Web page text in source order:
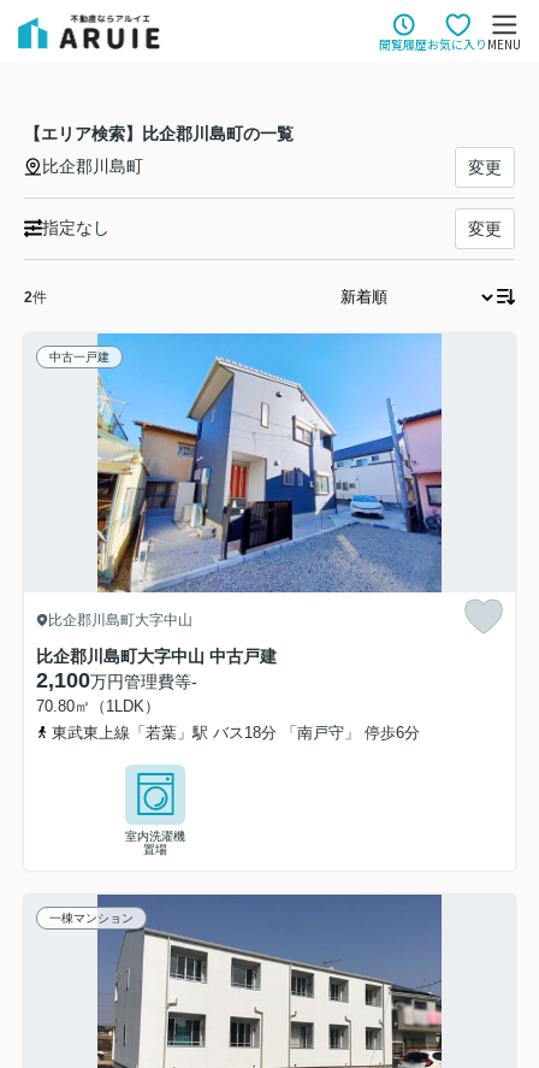
閲覧履歴お気に入り MENU
【エリア検索】比企郡川島町の一覧
比企郡川島町
変更
指定なし 変更
2件
中古一戸建
比企郡川島町大字中山
比企郡川島町大字中山 中古戸建
2,100万円管理費等-
70.80㎡（1LDK）
東武東上線「若葉」駅 バス18分 「南戸守」 停歩6分
室内洗濯機
置場
一棟マンション